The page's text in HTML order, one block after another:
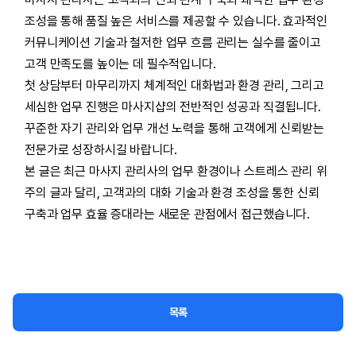
조성을 통해 품질 높은 서비스를 제공할 수 있습니다. 효과적인
커뮤니케이션 기술과 철저한 업무 흐름 관리는 실수를 줄이고
고객 만족도를 높이는 데 필수적입니다.
첫 상담부터 마무리까지 체계적인 대화법과 환경 관리, 그리고
세심한 업무 진행은 마사지샵의 전반적인 성공과 직결됩니다.
꾸준한 자기 관리와 업무 개선 노력을 통해 고객에게 신뢰받는
전문가로 성장하시길 바랍니다.
본 글은 최근 마사지 관리사의 업무 환경이나 스트레스 관리 위
주의 글과 달리, 고객과의 대화 기술과 환경 조성을 통한 신뢰
구축과 업무 효율 증대라는 새로운 관점에서 접근했습니다.
목록